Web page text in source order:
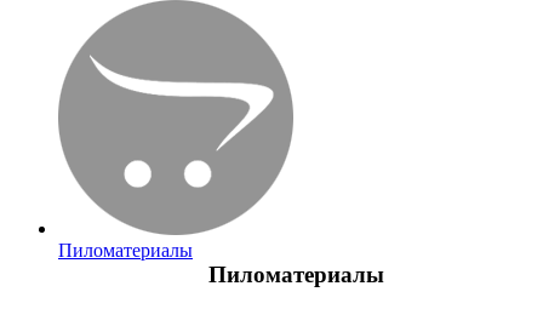
Пиломатериалы
Пиломатериалы